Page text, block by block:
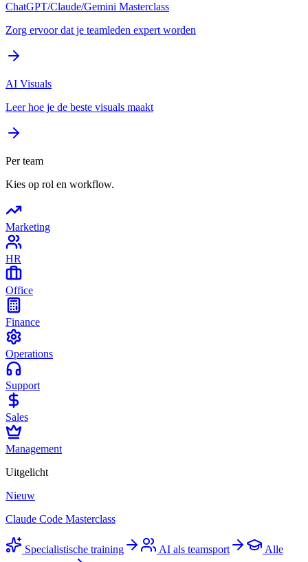
ChatGPT/Claude/Gemini Masterclass
Zorg ervoor dat je teamleden expert worden
AI Visuals
Leer hoe je de beste visuals maakt
Per team
Kies op rol en workflow.
Marketing
HR
Office
Finance
Operations
Support
Sales
Management
Uitgelicht
Nieuw
Claude Code Masterclass
Specialistische training AI als teamsport
Alle